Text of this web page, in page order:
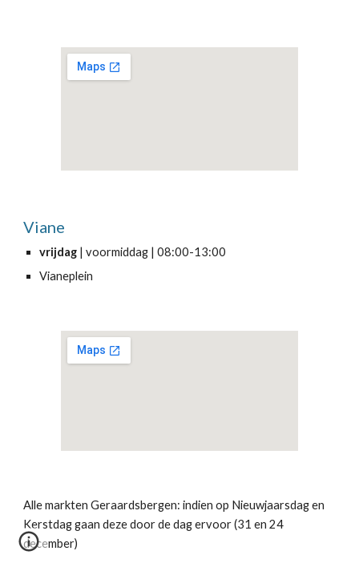
Viane
vrijdag | voormiddag | 08:00-13:00
Vianeplein
Alle markten Geraardsbergen: indien op Nieuwjaarsdag en
Kerstdag gaan deze door de dag ervoor (31 en 24
december)